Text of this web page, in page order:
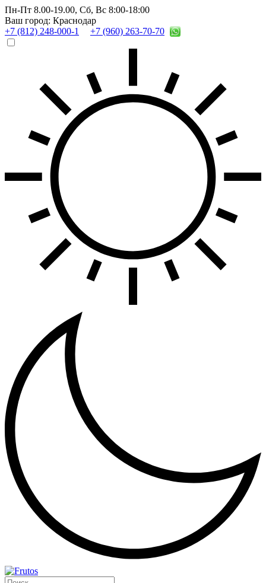
Пн-Пт 8.00-19.00, Сб, Вс 8:00-18:00
Ваш город: Краснодар
+7 (812) 248-000-1
+7 (960) 263-70-70